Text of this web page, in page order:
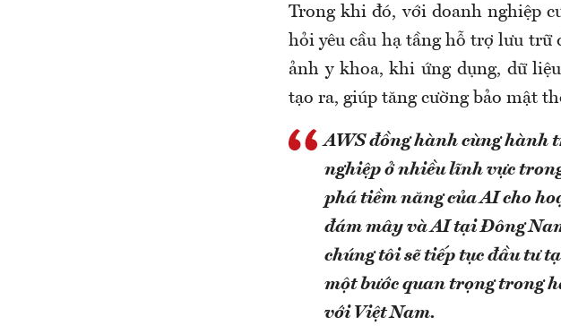
Trong khi đó, với doanh nghiệp
hỏi yêu cầu hạ tầng hỗ trợ lưu trữ
ảnh y khoa, khi ứng dụng, dữ
tạo ra, giúp tăng cường bảo mật
AWS đồng hành cùng hành
nghiệp ở nhiều lĩnh vực
phá tiềm năng của AI cho
đám mây và AI tại Đông
chúng tôi sẽ tiếp tục đầu tư
một bước quan trọng trong
với Việt Nam.